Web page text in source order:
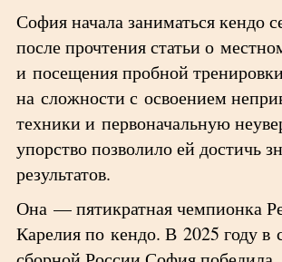
София начала заниматься кендо
после прочтения статьи о
и посещения пробной
на сложности с освоением
техники и первоначальную
упорство позволило ей достичь
результатов.
Она — пятикратная чемпионка
Карелия по кендо. В 2025 году в